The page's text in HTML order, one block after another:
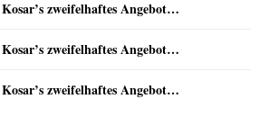
zweifelhaftes Angebot…
zweifelhaftes Angebot…
zweifelhaftes Angebot…